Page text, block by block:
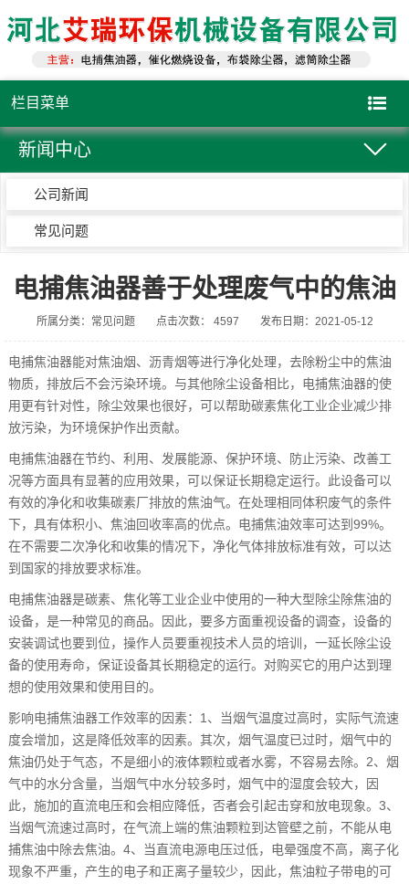
栏目菜单
新闻中心
公司新闻
常见问题
电捕焦油器善于处理废气中的焦油
所属分类：常见问题 点击次数： 4597 发布日期：2021-05-12
电捕焦油器能对焦油烟、沥青烟等进行净化处理，去除粉尘中的焦油
物质，排放后不会污染环境。与其他除尘设备相比，电捕焦油器的使
用更有针对性，除尘效果也很好，可以帮助碳素焦化工业企业减少排
放污染，为环境保护作出贡献。
电捕焦油器在节约、利用、发展能源、保护环境、防止污染、改善工
况等方面具有显著的应用效果，可以保证长期稳定运行。此设备可以
有效的净化和收集碳素厂排放的焦油气。在处理相同体积废气的条件
下，具有体积小、焦油回收率高的优点。电捕焦油效率可达到99%。
在不需要二次净化和收集的情况下，净化气体排放标准有效，可以达
到国家的排放要求标准。
电捕焦油器是碳素、焦化等工业企业中使用的一种大型除尘除焦油的
设备，是一种常见的商品。因此，要多方面重视设备的调查，设备的
安装调试也要到位，操作人员要重视技术人员的培训，一延长除尘设
备的使用寿命，保证设备其长期稳定的运行。对购买它的用户达到理
想的使用效果和使用目的。
影响电捕焦油器工作效率的因素：1、当烟气温度过高时，实际气流速
度会增加，这是降低效率的因素。其次，烟气温度已过时，烟气中的
焦油仍处于气态，不是细小的液体颗粒或者水雾，不容易去除。2、烟
气中的水分含量，当烟气中水分较多时，烟气中的湿度会较大，因
此，施加的直流电压和会相应降低，否者会引起击穿和放电现象。3、
当烟气流速过高时，在气流上端的焦油颗粒到达管壁之前，不能从电
捕焦油中除去焦油。4、当直流电源电压过低，电晕强度不高，离子化
现象不严重，产生的电子和正离子量较少，因此，焦油粒子带电的可